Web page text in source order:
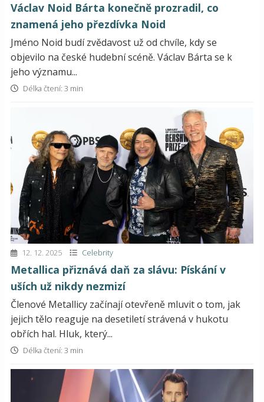
Václav Noid Bárta konečně prozradil, co
znamená jeho přezdívka Noid
Jméno Noid budí zvědavost už od chvíle, kdy se
objevilo na české hudební scéně. Václav Bárta se k
jeho významu...
Délka čtení: 3 min
12. 12. 2025 Celebrity
Metallica přiznává daň za slávu: Pískání v
uších už nikdy nezmizí
Členové Metallicy začínají otevřeně mluvit o tom, jak
jejich tělo reaguje na desetiletí strávená v hukotu
obřích hal. Hluk, který...
Délka čtení: 3 min